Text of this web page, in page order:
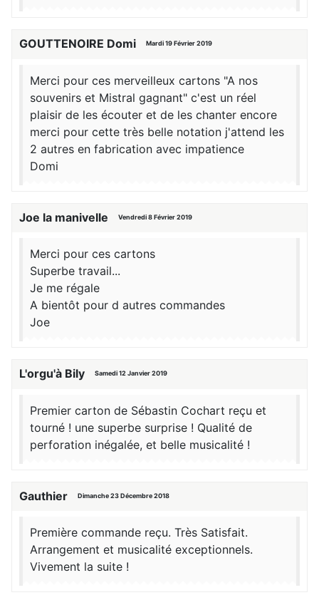
GOUTTENOIRE Domi Mardi 19 Février 2019
Merci pour ces merveilleux cartons "A nos
souvenirs et Mistral gagnant" c'est un réel
plaisir de les écouter et de les chanter encore
merci pour cette très belle notation j'attend les
2 autres en fabrication avec impatience
Domi
Joe la manivelle Vendredi 8 Février 2019
Merci pour ces cartons
Superbe travail...
Je me régale
A bientôt pour d autres commandes
Joe
L'orgu'à Bily Samedi 12 Janvier 2019
Premier carton de Sébastin Cochart reçu et
tourné ! une superbe surprise ! Qualité de
perforation inégalée, et belle musicalité !
Gauthier Dimanche 23 Décembre 2018
Première commande reçu. Très Satisfait.
Arrangement et musicalité exceptionnels.
Vivement la suite !